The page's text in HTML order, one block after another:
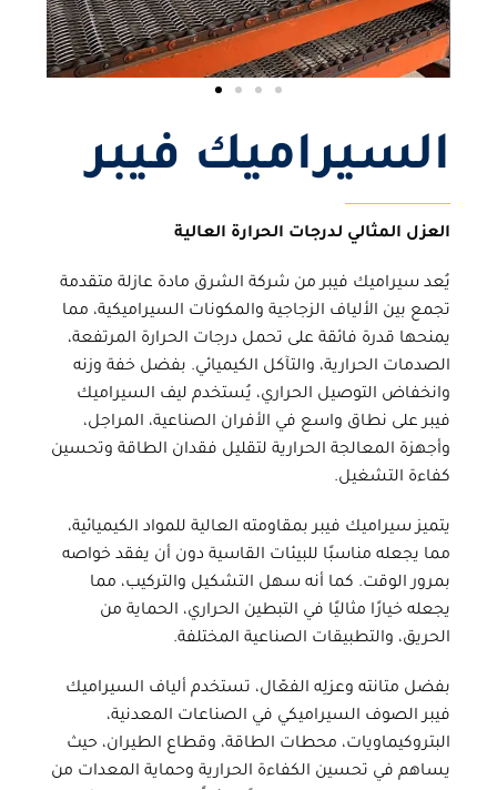
السيراميك فيبر
العزل المثالي لدرجات الحرارة العالية
يُعد سيراميك فيبرمن شركة الشرق مادة عازلة متقدمة
تجمع بين الألياف الزجاجية والمكونات السيراميكية، مما
يمنحها قدرة فائقة على تحمل درجات الحرارة المرتفعة،
الصدمات الحرارية، والتآكل الكيميائي. بفضل خفة وزنه
وانخفاض التوصيل الحراري، يُستخدم ليف السيراميك
فيبرعلى نطاق واسع في الأفران الصناعية، المراجل،
وأجهزة المعالجة الحرارية لتقليل فقدان الطاقة وتحسين
كفاءة التشغيل.
يتميزسيراميك فيبربمقاومته العالية للمواد الكيميائية،
مما يجعله مناسبًا للبيئات القاسية دون أن يفقد خواصه
بمرور الوقت. كما أنه سهل التشكيل والتركيب، مما
يجعله خيارًا مثاليًا في التبطين الحراري، الحماية من
الحريق، والتطبيقات الصناعية المختلفة.
بفضل متانته وعزلِه الفعّال، تستخدم ألياف السيراميك
فيبرالصوف السيراميكي في الصناعات المعدنية،
البتروكيماويات، محطات الطاقة، وقطاع الطيران، حيث
يساهم في تحسين الكفاءة الحرارية وحماية المعدات من